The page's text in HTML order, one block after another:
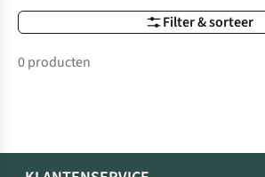
Filter & sorteer
0 producten